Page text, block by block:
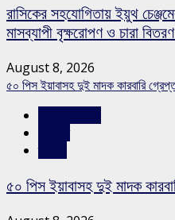
রাসিকের সহযোগিতায় ইয়ুথ
মাসব্যাপী বৃক্ষরোপণ ও চারা
August 8, 2026
৫০ পিস ইয়াবাসহ দুই মাদক কারবারি
৫০ পিস ইয়াবাসহ দুই মাদক